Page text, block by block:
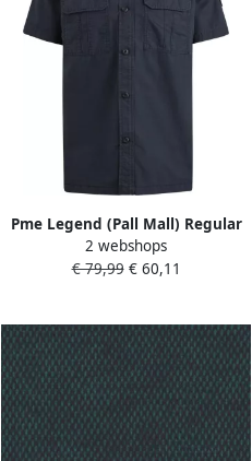
Pme Legend (Pall Mall) Regular
fit vrijetijdsoverhemd met
halflange mouwen
2 webshops
€ 79,99€ 60,11